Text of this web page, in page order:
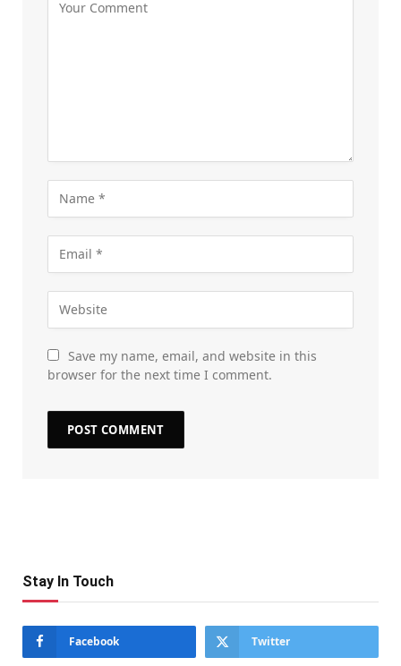
Save my name, email, and website in this
browser for the next time I comment.
Stay In Touch
Facebook Twitter